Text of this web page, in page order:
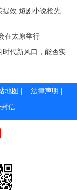
提效 短剧小说抢先
在太原举行
代新风口，能否实
地图 | 法律声明 |
信